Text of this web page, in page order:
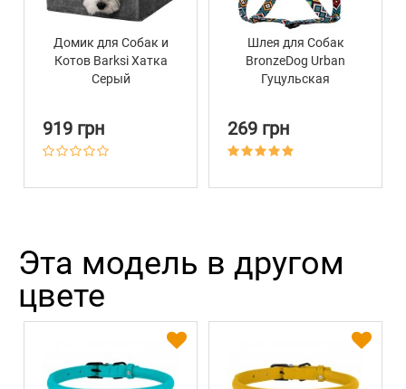
Домик для Собак и
Котов Barksi Хатка
Серый
919 грн
Шлея для Собак
BronzeDog Urban
Гуцульская
269 грн
Эта модель в другом
цвете